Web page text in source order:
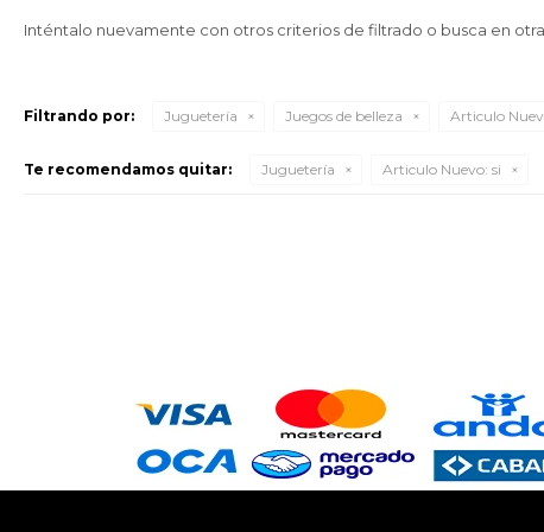
Inténtalo nuevamente con otros criterios de filtrado o busca en
Filtrando por: Juguetería Juegos de belleza Articulo
Te recomendamos quitar: Juguetería Articulo Nuevo: si